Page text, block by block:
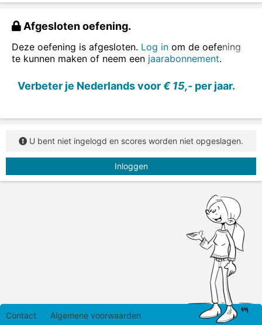
Lees het woord, zeg het woord hardop (als dat kan)
en typ het woord in het vakje.
Afgesloten oefening.
Deze oefening is afgesloten. Log in om de oefening
te kunnen maken of neem een jaarabonnement.
Verbeter je Nederlands voor€ 15,- per jaar.
U bent niet ingelogd en scores worden niet opgeslagen.
Inloggen
Contact Algemene voorwaarden